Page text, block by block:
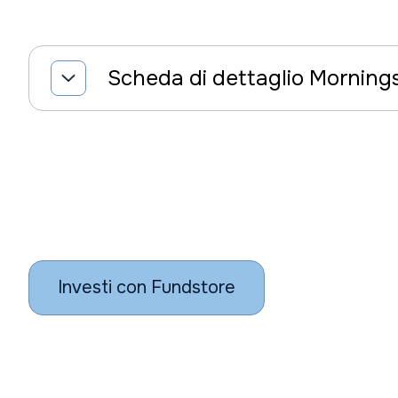
Scheda di dettaglio
Investi con Fundstore